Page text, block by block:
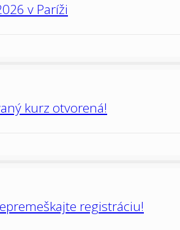
v Paríži
kurz otvorená!
registráciu!